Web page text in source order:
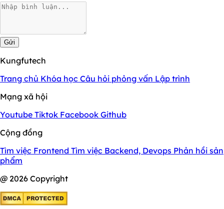
Gửi
Kungfutech
Trang chủ Khóa học Câu hỏi phỏng vấn Lập trình
Mạng xã hội
Youtube Tiktok Facebook Github
Cộng đồng
Tìm việc Frontend Tìm việc Backend, Devops Phản hồi sản
phẩm
@ 2026 Copyright